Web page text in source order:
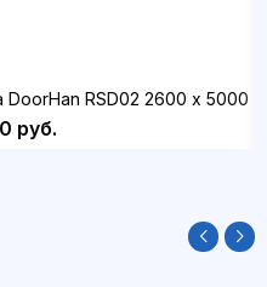
RSD02 2600 х 5000
руб.